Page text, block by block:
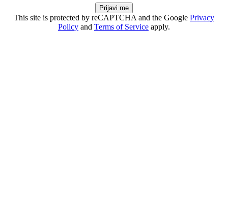
Prijavi me
This site is protected by reCAPTCHA and the Google Privacy
Policy and Terms of Service apply.